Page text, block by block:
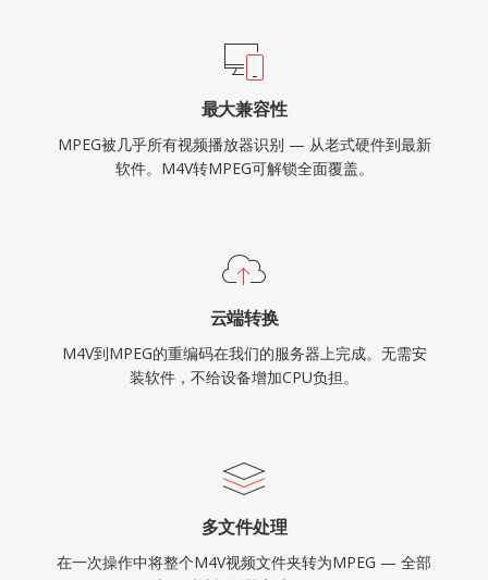
最大兼容性
MPEG被几乎所有视频播放器识别 — 从老式硬件到最新
软件。M4V转MPEG可解锁全面覆盖。
云端转换
M4V到MPEG的重编码在我们的服务器上完成。无需安
装软件，不给设备增加CPU负担。
多文件处理
在一次操作中将整个M4V视频文件夹转为MPEG — 全部